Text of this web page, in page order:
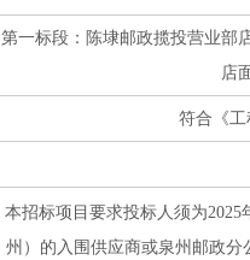
第一标段：陈埭邮政揽投营业部
店
符合《
本招标项目要求投标人须为
州）的入围供应商或泉州邮政分